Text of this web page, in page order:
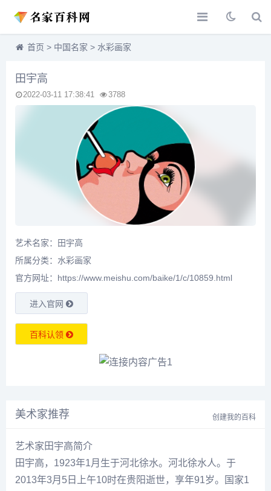
首页 > 中国名家 > 水彩画家
田宇高
2022-03-11 17:38:41 3788
艺术名家：田宇高
所属分类： 水彩画家
官方网址：https://www.meishu.com/baike/1/c/10859.html
进入官网
百科认领
美术家推荐 创建我的百科
艺术家田宇高简介
田宇高 ，1923年1月生于河北徐水。河北徐水人。于
2013年3月5日上午10时在贵阳逝世，享年91岁。国家1